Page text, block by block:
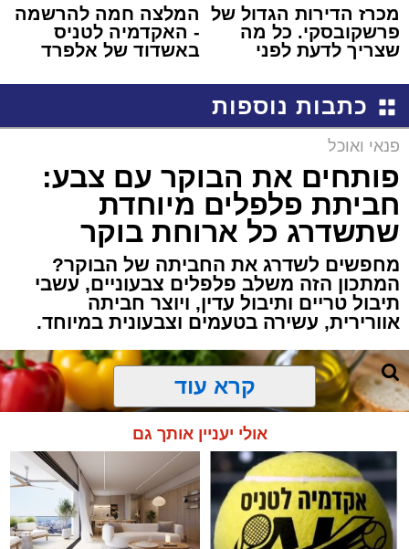
מכרז הדירות הגדול של
פרשקובסקי. כל מה
שצריך לדעת לפני
באשדוד
המלצה חמה להרשמה
- האקדמיה לטניס
באשדוד של אלפרד
כתבות נוספות
פנאי ואוכל
פותחים את הבוקר עם צבע:
חביתת פלפלים מיוחדת
שתשדרג כל ארוחת בוקר
מחפשים לשדרג את החביתה של הבוקר?
המתכון הזה משלב פלפלים צבעוניים, עשבי
תיבול טריים ותיבול עדין, ויוצר חביתה
אוורירית, עשירה בטעמים וצבעונית במיוחד.
קרא עוד
אולי יעניין אותך גם